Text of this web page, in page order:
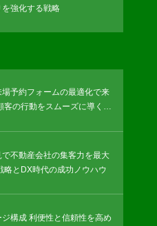
強化する戦略
予約フォームの最適化で来
客の行動をスムーズに導く仕
不動産会社の集客力を最大
略とDX時代の成功ノウハウ
ジ構成 利便性と信頼性を高め